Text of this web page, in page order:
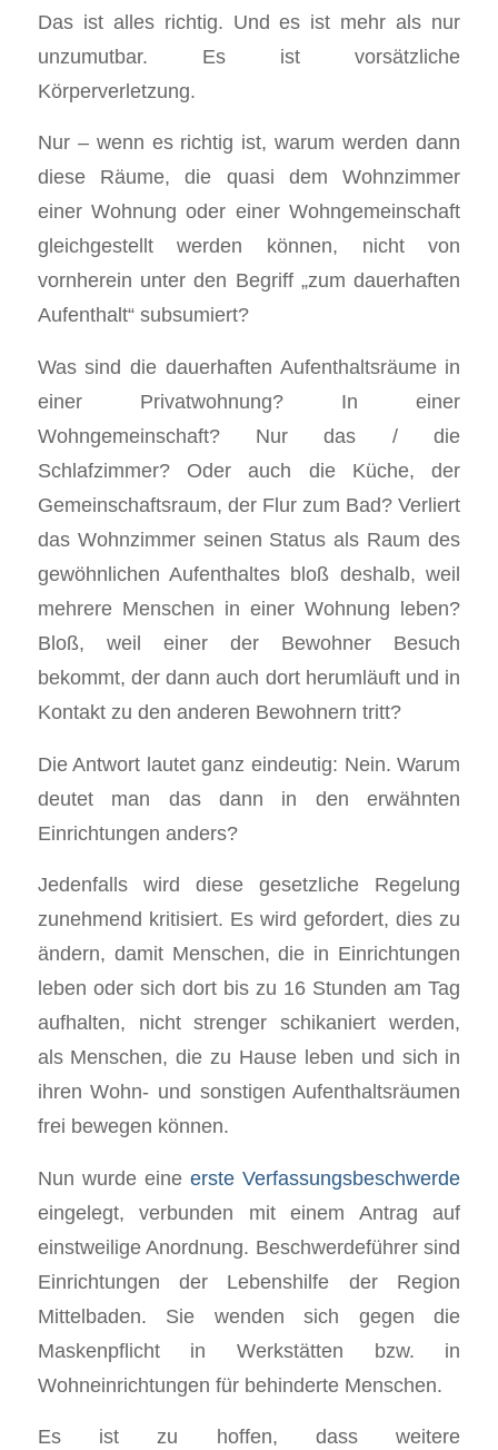
Das ist alles richtig. Und es ist mehr als nur
unzumutbar. Es ist vorsätzliche
Körperverletzung.
Nur – wenn es richtig ist, warum werden dann
diese Räume, die quasi dem Wohnzimmer
einer Wohnung oder einer Wohngemeinschaft
gleichgestellt werden können, nicht von
vornherein unter den Begriff „zum dauerhaften
Aufenthalt“ subsumiert?
Was sind die dauerhaften Aufenthaltsräume in
einer Privatwohnung? In einer
Wohngemeinschaft? Nur das / die
Schlafzimmer? Oder auch die Küche, der
Gemeinschaftsraum, der Flur zum Bad? Verliert
das Wohnzimmer seinen Status als Raum des
gewöhnlichen Aufenthaltes bloß deshalb, weil
mehrere Menschen in einer Wohnung leben?
Bloß, weil einer der Bewohner Besuch
bekommt, der dann auch dort herumläuft und in
Kontakt zu den anderen Bewohnern tritt?
Die Antwort lautet ganz eindeutig: Nein. Warum
deutet man das dann in den erwähnten
Einrichtungen anders?
Jedenfalls wird diese gesetzliche Regelung
zunehmend kritisiert. Es wird gefordert, dies zu
ändern, damit Menschen, die in Einrichtungen
leben oder sich dort bis zu 16 Stunden am Tag
aufhalten, nicht strenger schikaniert werden,
als Menschen, die zu Hause leben und sich in
ihren Wohn- und sonstigen Aufenthaltsräumen
frei bewegen können.
Nun wurde eineerste Verfassungsbeschwerde
eingelegt, verbunden mit einem Antrag auf
einstweilige Anordnung. Beschwerdeführer sind
Einrichtungen der Lebenshilfe der Region
Mittelbaden. Sie wenden sich gegen die
Maskenpflicht in Werkstätten bzw. in
Wohneinrichtungen für behinderte Menschen.
Es ist zu hoffen, dass weitere